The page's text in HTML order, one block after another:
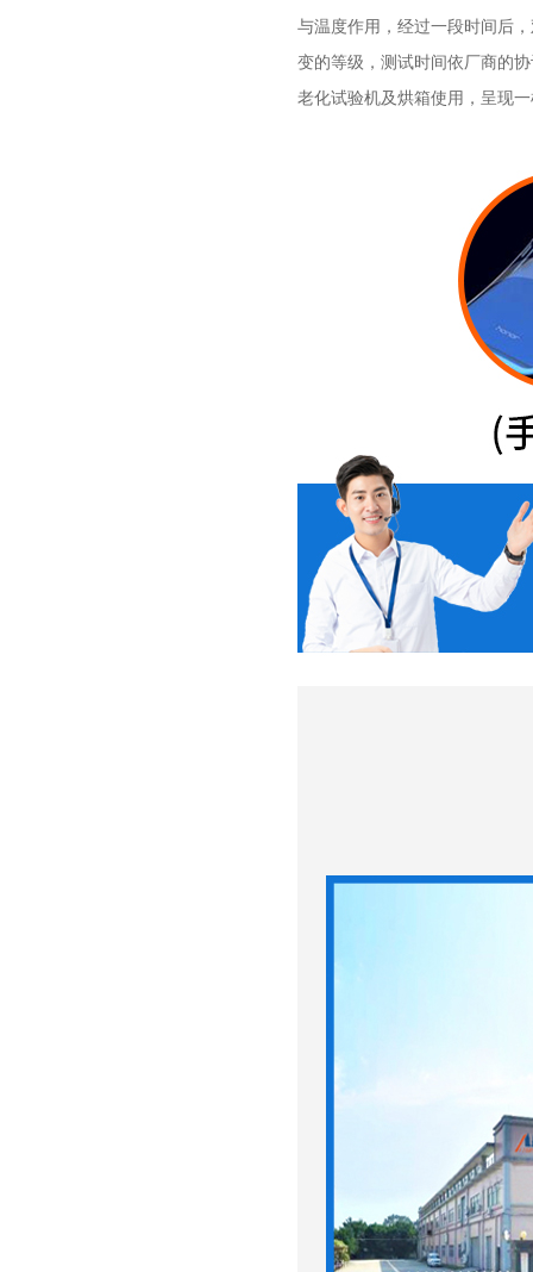
与温度作用，经过一段时间后
变的等级，测试时间依厂商的
老化试验机及烘箱使用，呈现